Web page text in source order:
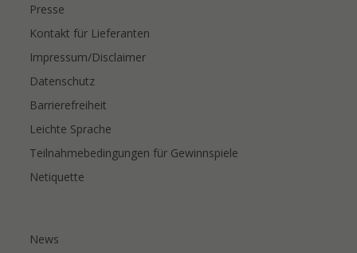
Presse
Kontakt für Lieferanten
Impressum/Disclaimer
Datenschutz
Barrierefreiheit
Leichte Sprache
Teilnahmebedingungen für Gewinnspiele
Netiquette
News